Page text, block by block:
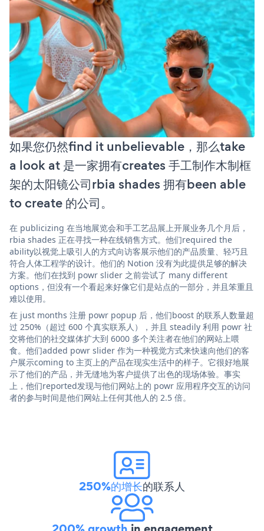
如果您仍然find it unbelievable，那么take
a look at 是一家拥有creates 手工制作木制框
架的太阳镜公司rbia shades 拥有been able
to create 的公司。
在 publicizing 在当地展览会和手工艺品展上开展业务几个月后，
rbia shades 正在寻找一种在线销售方式。他们required the
ability以视觉上吸引人的方式向访客展示他们的产品质量、轻巧且
符合人体工程学的设计。他们的 Notion 没有为此提供足够的解决
方案。他们在找到 powr slider 之前尝试了 many different
options，但没有一个看起来好像它们是站点的一部分，并且笨重且
难以使用。
在 just months 注册 powr popup 后，他们boost 的联系人数量超
过 250%（超过 600 个真实联系人），并且 steadily 利用 powr 社
交将他们的社交媒体扩大到 6000 多个关注者在他们的网站上喂
食。他们added powr slider 作为一种视觉方式来快速向他们的客
户展示coming to 主页上的产品在现实生活中的样子。它很好地展
示了他们的产品，并无缝地为客户提供了出色的现场体验。事实
上，他们reported发现与他们网站上的 powr 应用程序交互的访问
者的参与时间是他们网站上任何其他人的 2.5 倍。
250%的增长的联系人